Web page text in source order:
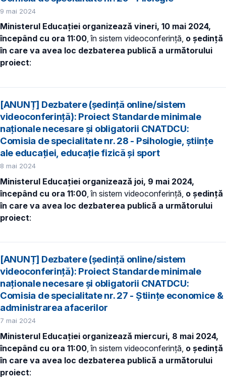
9 mai 2024
Ministerul Educației organizează vineri, 10 mai 2024,
începând cu ora 11:00, în sistem videoconferință, o ședință
în care va avea loc dezbaterea publică a următorului
proiect:
[ANUNȚ] Dezbatere (ședință online/sistem
videoconferință): Proiect Standarde minimale
naționale necesare și obligatorii CNATDCU:
Comisia de specialitate nr. 28 - Psihologie, ştiinţe
ale educaţiei, educaţie fizică și sport
8 mai 2024
Ministerul Educației organizează joi, 9 mai 2024,
începând cu ora 11:00 , în sistem videoconferință, o ședință
în care va avea loc dezbaterea publică a următorului
proiect:
[ANUNȚ] Dezbatere (ședință online/sistem
videoconferință): Proiect Standarde minimale
naționale necesare și obligatorii CNATDCU:
Comisia de specialitate nr. 27 - Științe economice &
administrarea afacerilor
7 mai 2024
Ministerul Educației organizează miercuri, 8 mai 2024,
începând cu ora 11:00 , în sistem videoconferință, o ședință
în care va avea loc dezbaterea publică a următorului
proiect: